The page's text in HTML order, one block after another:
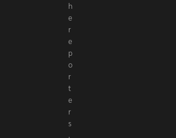
h
e
r
e
p
o
r
t
e
r
s
.